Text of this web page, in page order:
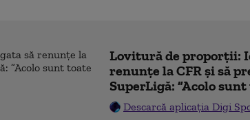
Lovitură de proporții:
renunțe la CFR și să
SuperLigă: ”Acolo
Descarcă aplicația Digi